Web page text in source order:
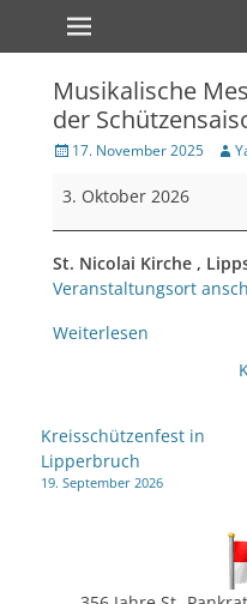
zum
Inhalt
Primärmenü
Musikalische
der
Veröffentlicht
17. November 2025
Musikalische
Messe
zum
Abschluss
der
in
3. Oktober 2026
St. Nicolai Kirche ,
Veranstaltungsort
Weiterlesen
Beitragsnavigation
Kreisschützenfest in
Lipperbruch
19. September 2026